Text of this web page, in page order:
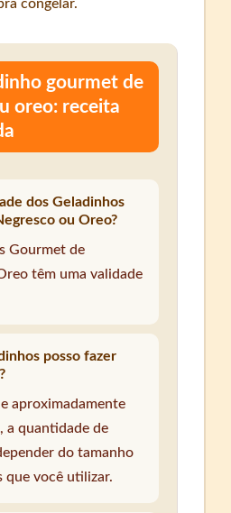
congelar.
gourmet de
oreo: receita
dos Geladinhos
ou Oreo?
Gourmet de
têm uma validade
posso fazer
aproximadamente
a quantidade de
do tamanho
que você utilizar.